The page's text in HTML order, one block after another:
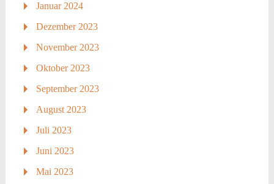
Januar 2024
Dezember 2023
November 2023
Oktober 2023
September 2023
August 2023
Juli 2023
Juni 2023
Mai 2023